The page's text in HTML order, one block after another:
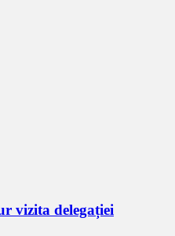
vizita delegației